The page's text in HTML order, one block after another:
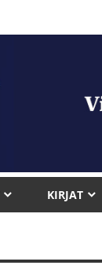
KIRJAT